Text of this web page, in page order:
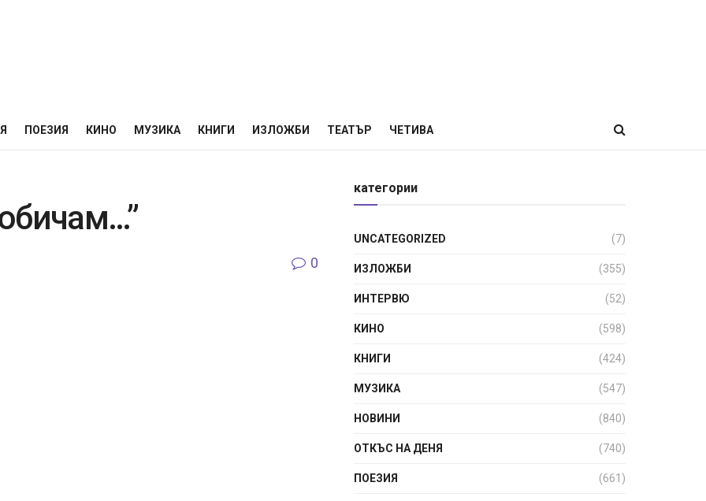
ПОЕЗИЯ КИНО МУЗИКА КНИГИ ИЗЛОЖБИ ТЕАТЪР ЧЕТИВА
0
категории
UNCATEGORIZED (7)
ИЗЛОЖБИ (355)
ИНТЕРВЮ (52)
КИНО (598)
КНИГИ (424)
МУЗИКА (547)
НОВИНИ (840)
ОТКЪС НА ДЕНЯ (740)
ПОЕЗИЯ (661)